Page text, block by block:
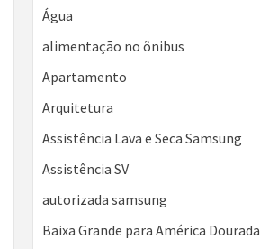
Água
alimentação no ônibus
Apartamento
Arquitetura
Assistência Lava e Seca Samsung
Assistência SV
autorizada samsung
Baixa Grande para América Dourada